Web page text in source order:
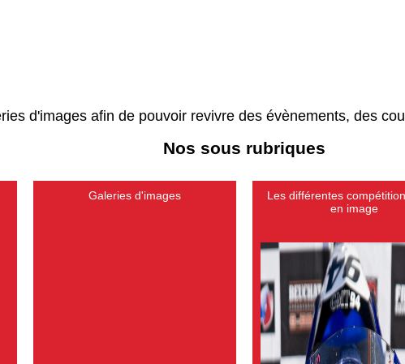
d'images afin de pouvoir revivre des évènements, des
Nos sous rubriques
Galeries d'images
Les différentes
en image